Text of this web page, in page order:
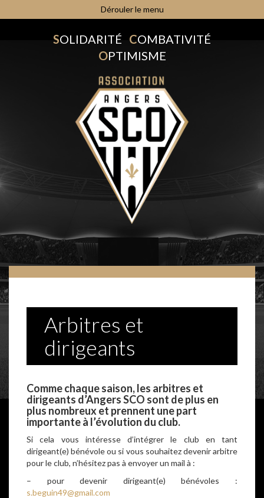
Dérouler le menu
SOLIDARITÉ COMBATIVITÉ
OPTIMISME
Arbitres et
dirigeants
Comme chaque saison, les arbitres et
dirigeants d’Angers SCO sont de plus en
plus nombreux et prennent une part
importante à l’évolution du club.
Si cela vous intéresse d’intégrer le club en tant
dirigeant(e) bénévole ou si vous souhaitez devenir arbitre
pour le club, n’hésitez pas à envoyer un mail à :
– pour devenir dirigeant(e) bénévoles :
s.beguin49@gmail.com